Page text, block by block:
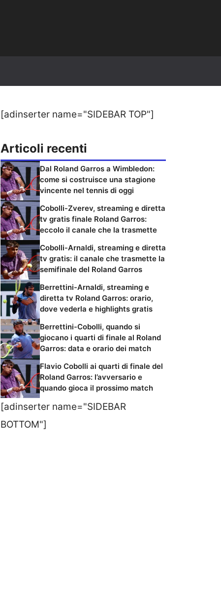
[adinserter name="SIDEBAR TOP"]
Articoli recenti
Dal Roland Garros a Wimbledon:
come si costruisce una stagione
vincente nel tennis di oggi
Cobolli-Zverev, streaming e diretta
tv gratis finale Roland Garros:
eccolo il canale che la trasmette
Cobolli-Arnaldi, streaming e diretta
tv gratis: il canale che trasmette la
semifinale del Roland Garros
Berrettini-Arnaldi, streaming e
diretta tv Roland Garros: orario,
dove vederla e highlights gratis
Berrettini-Cobolli, quando si
giocano i quarti di finale al Roland
Garros: data e orario dei match
Flavio Cobolli ai quarti di finale del
Roland Garros: l’avversario e
quando gioca il prossimo match
[adinserter name="SIDEBAR
BOTTOM"]